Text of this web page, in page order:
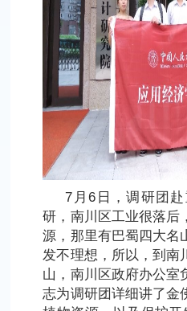
7月6日，调研团
研，南川区工业很落后
源，那里有巴蜀四大名
发不理想，所以，到南
山，南川区政府办公室
志为调研团详细讲了金